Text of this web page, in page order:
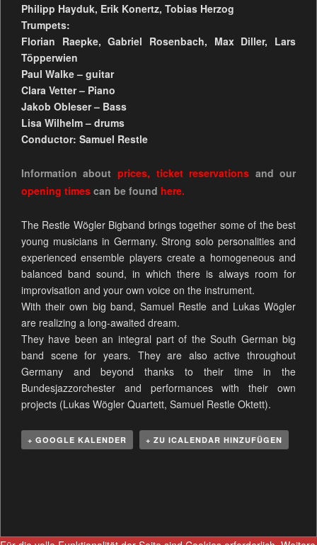
Philipp Hayduk, Erik Konertz, Tobias Herzog
Trumpets:
Florian Raepke, Gabriel Rosenbach, Max Diller, Lars
Töpperwien
Paul Walke – guitar
Clara Vetter – Piano
Jakob Obleser – Bass
Lisa Wilhelm – drums
Conductor: Samuel Restle
Information about prices, ticket reservations and our
opening timescan be found here.
The Restle Wögler Bigband brings together some of the best
young musicians in Germany. Strong solo personalities and
experienced ensemble players create a homogeneous and
balanced band sound, in which there is always room for
improvisation and your own voice on the instrument.
With their own big band, Samuel Restle and Lukas Wögler
are realizing a long-awaited dream.
They have been an integral part of the South German big
band scene for years. They are also active throughout
Germany and beyond thanks to their time in the
Bundesjazzorchester and performances with their own
projects (Lukas Wögler Quartett, Samuel Restle Oktett).
+ GOOGLE KALENDER + ZU ICALENDAR HINZUFÜGEN